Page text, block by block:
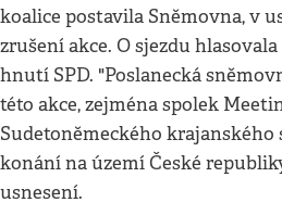
koalice postavila Sněmovna, v
zrušení akce. O sjezdu
hnutí SPD. "Poslanecká
této akce, zejména spolek
Sudetoněmeckého krajanského
konání na území České
usnesení.